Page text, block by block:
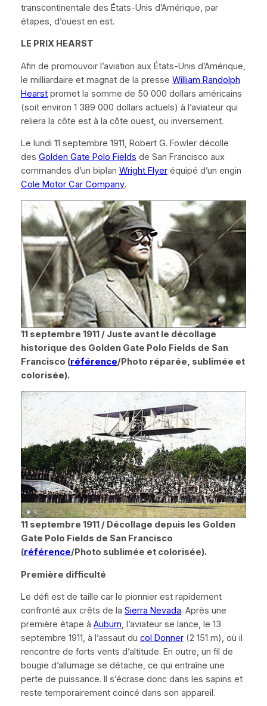
transcontinentale des États-Unis d’Amérique, par
étapes, d’ouest en est.
LE PRIX HEARST
Afin de promouvoir l’aviation aux États-Unis d’Amérique,
le milliardaire et magnat de la presse William Randolph
Hearstpromet la somme de 50 000 dollars américains
(soit environ 1 389 000 dollars actuels) à l’aviateur qui
reliera la côte est à la côte ouest, ou inversement.
Le lundi 11 septembre 1911, Robert G. Fowler décolle
des Golden Gate Polo Fields de San Francisco aux
commandes d’un biplan Wright Flyeréquipé d’un engin
Cole Motor Car Company.
11 septembre 1911 / Juste avant le décollage
historique des Golden Gate Polo Fields de San
Francisco (référence/Photo réparée, sublimée et
colorisée).
11 septembre 1911 / Décollage depuis les Golden
Gate Polo Fields de San Francisco
(référence/Photo sublimée et colorisée).
Première difficulté
Le défi est de taille car le pionnier est rapidement
confronté aux crêts de la Sierra Nevada. Après une
première étape à Auburn, l’aviateur se lance, le 13
septembre 1911, à l’assaut du col Donner(2 151 m), où il
rencontre de forts vents d’altitude. En outre, un fil de
bougie d’allumage se détache, ce qui entraîne une
perte de puissance. Il s’écrase donc dans les sapins et
reste temporairement coincé dans son appareil.